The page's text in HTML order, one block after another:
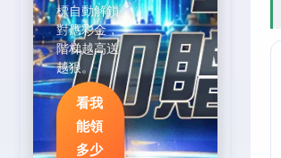
標自動解鎖
對應彩金，
階梯越高送
越狠。
看我
能領
多少